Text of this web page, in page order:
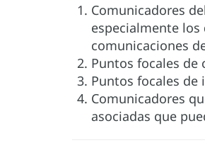
Comunicadores
especialmente
comunicaciones
Puntos focales de
Puntos focales de
Comunicadores
asociadas que